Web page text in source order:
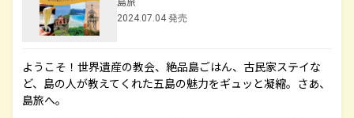
2024.07.04 発売
ようこそ！世界遺産の教会、絶品島ごはん、古民家ステイな
ど、島の人が教えてくれた五島の魅力をギュッと凝縮。さあ、
島旅へ。